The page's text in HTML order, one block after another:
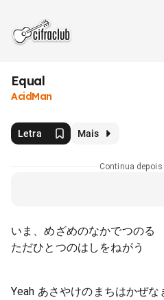
Equal
AcidMan
Letra Mais
Continua
いま、めざめのなかでつのる
ただひとつのはしをねがう
Yeah あさやけのまちはかぜな